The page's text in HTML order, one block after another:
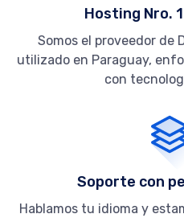
Hosting Nro.
Somos el proveedor de
utilizado en Paraguay,
con
Soporte con
Hablamos tu idioma y